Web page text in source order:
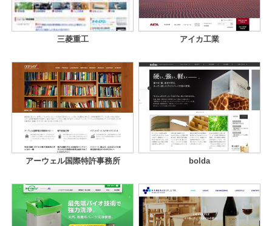
三菱重工 アイカ工業
アーウェル国際特許事務所 bolda